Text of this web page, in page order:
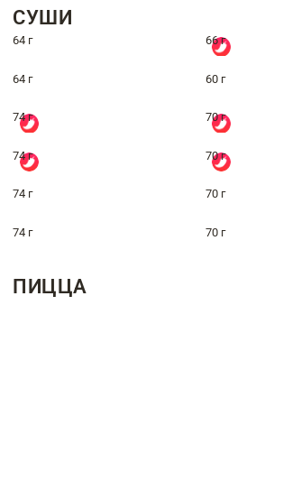
СУШИ
64 г 66 г
64 г 60 г
74 г 70 г
74 г 70 г
74 г 70 г
74 г 70 г
ПИЦЦА